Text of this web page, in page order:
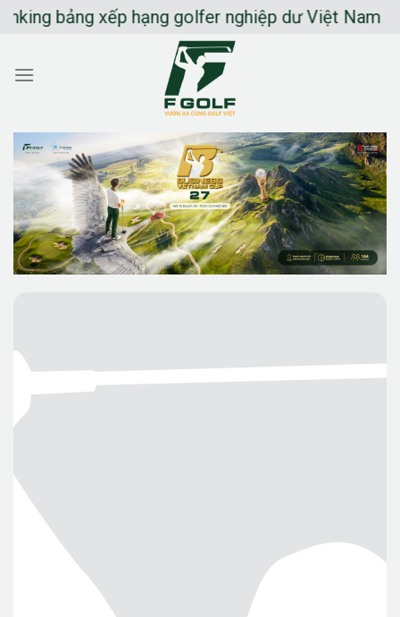
Chuyển
dung
bảng xếp hạng golfer nghiệp dư Việt Nam